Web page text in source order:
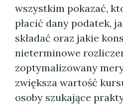
wszystkim pokazać,
płacić dany podatek,
składać oraz jakie
nieterminowe
zoptymalizowany
zwiększa wartość
osoby szukające